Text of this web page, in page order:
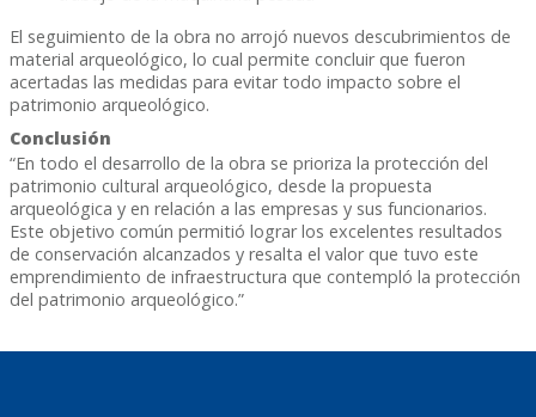
El seguimiento de la obra no arrojó nuevos descubrimientos de
material arqueológico, lo cual permite concluir que fueron
acertadas las medidas para evitar todo impacto sobre el
patrimonio arqueológico.
Conclusión
“En todo el desarrollo de la obra se prioriza la protección del
patrimonio cultural arqueológico, desde la propuesta
arqueológica y en relación a las empresas y sus funcionarios.
Este objetivo común permitió lograr los excelentes resultados
de conservación alcanzados y resalta el valor que tuvo este
emprendimiento de infraestructura que contempló la protección
del patrimonio arqueológico.”